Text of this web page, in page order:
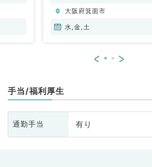
大阪府箕面市
水,金,土
< >
手当/福利厚生
通勤手当 有り